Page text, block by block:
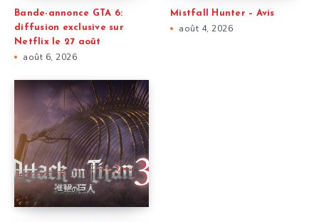
Bande-annonce GTA 6:
diffusion exclusive sur
Netflix le 27 août
août 6, 2026
Mistfall Hunter – Avis
août 4, 2026